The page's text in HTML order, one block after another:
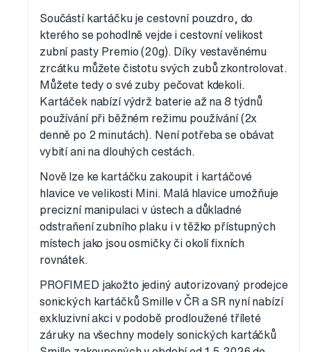
Součástí kartáčku je cestovní pouzdro, do
kterého se pohodlně vejde i cestovní velikost
zubní pasty Premio (20g). Díky vestavěnému
zrcátku můžete čistotu svých zubů zkontrolovat.
Můžete tedy o své zuby pečovat kdekoli.
Kartáček nabízí výdrž baterie až na 8 týdnů
používání při běžném režimu používání (2x
denně po 2 minutách). Není potřeba se obávat
vybití ani na dlouhých cestách.
Nově lze ke kartáčku zakoupit i kartáčové
hlavice ve velikosti Mini. Malá hlavice umožňuje
precizní manipulaci v ústech a důkladné
odstraňení zubního plaku i v těžko přístupných
místech jako jsou osmičky či okolí fixních
rovnátek.
PROFIMED jakožto jediný autorizovaný prodejce
sonických kartáčků Smille v ČR a SR nyní nabízí
exkluzivní akci v podobě prodloužené tříleté
záruky na všechny modely sonických kartáčků